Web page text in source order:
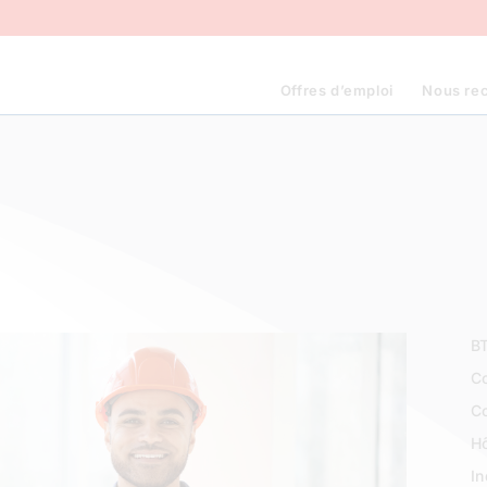
Offres d’emploi Nous